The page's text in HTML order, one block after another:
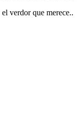
verdor que merece..